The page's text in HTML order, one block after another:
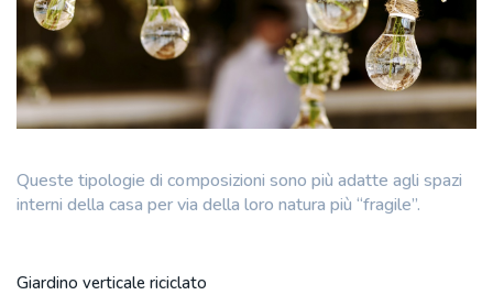
Queste tipologie di composizioni sono più adatte agli spazi
interni della casa per via della loro natura più “fragile”.
Giardino verticale riciclato